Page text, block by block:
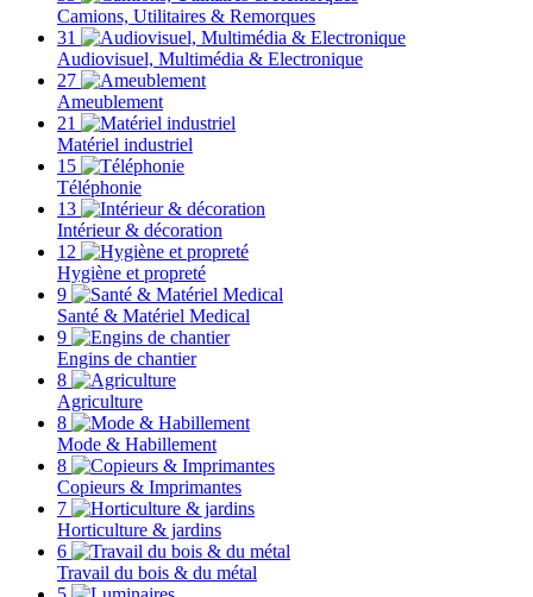
Camions, Utilitaires & Remorques
31
Audiovisuel, Multimédia & Electronique
27
Ameublement
21
Matériel industriel
15
Téléphonie
13
Intérieur & décoration
12
Hygiène et propreté
9
Santé & Matériel Medical
9
Engins de chantier
8
Agriculture
8
Mode & Habillement
8
Copieurs & Imprimantes
7
Horticulture & jardins
6
Travail du bois & du métal